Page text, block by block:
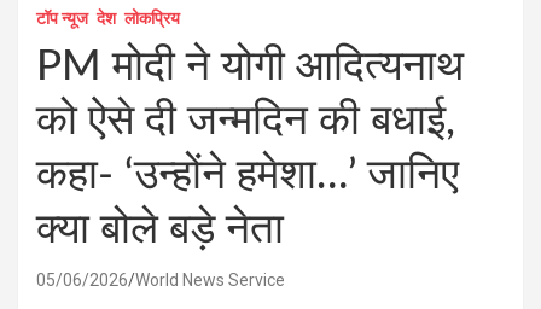
टॉप न्यूज देश लोकप्रिय
PM मोदी ने योगी आदित्यनाथ
को ऐसे दी जन्मदिन की बधाई,
कहा- ‘उन्होंने हमेशा…’ जानिए
क्या बोले बड़े नेता
05/06/2026 World News Service